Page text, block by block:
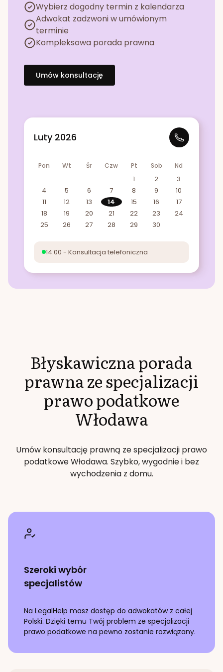
Wybierz dogodny termin z kalendarza
Adwokat zadzwoni w umówionym
terminie
Kompleksowa porada prawna
Umów konsultację
Luty 2026
Pon Wt Śr Czw Pt Sob Nd
1 2
3
4
5 6 7 8 9
10
11
12 13 14 15 16
17
18
19 20 21 22 23
24
25
26 27 28 29 30
14:00 - Konsultacja telefoniczna
Błyskawiczna porada
prawna ze specjalizacji
prawo podatkowe
Włodawa
Umów konsultację prawną ze specjalizacji prawo
podatkoweWłodawa. Szybko, wygodnie i bez
wychodzenia z domu.
Szeroki wybór
specjalistów
Na LegalHelp masz dostęp do adwokatów z całej
Polski. Dzięki temu Twój problem ze specjalizacji
prawo podatkowe na pewno zostanie rozwiązany.